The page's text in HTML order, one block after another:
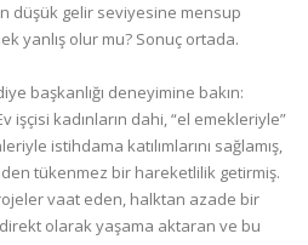
düşük gelir seviyesine mensup
yanlış olur mu? Sonuç ortada.
başkanlığı deneyimine bakın:
işçisi kadınların dahi, “el emekleriyle”
istihdama katılımlarını sağlamış,
tükenmez bir hareketlilik getirmiş.
vaat eden, halktan azade bir
olarak yaşama aktaran ve bu